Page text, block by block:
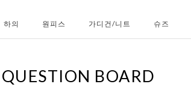
하의 원피스 가디건/니트 슈즈
QUESTION BOARD